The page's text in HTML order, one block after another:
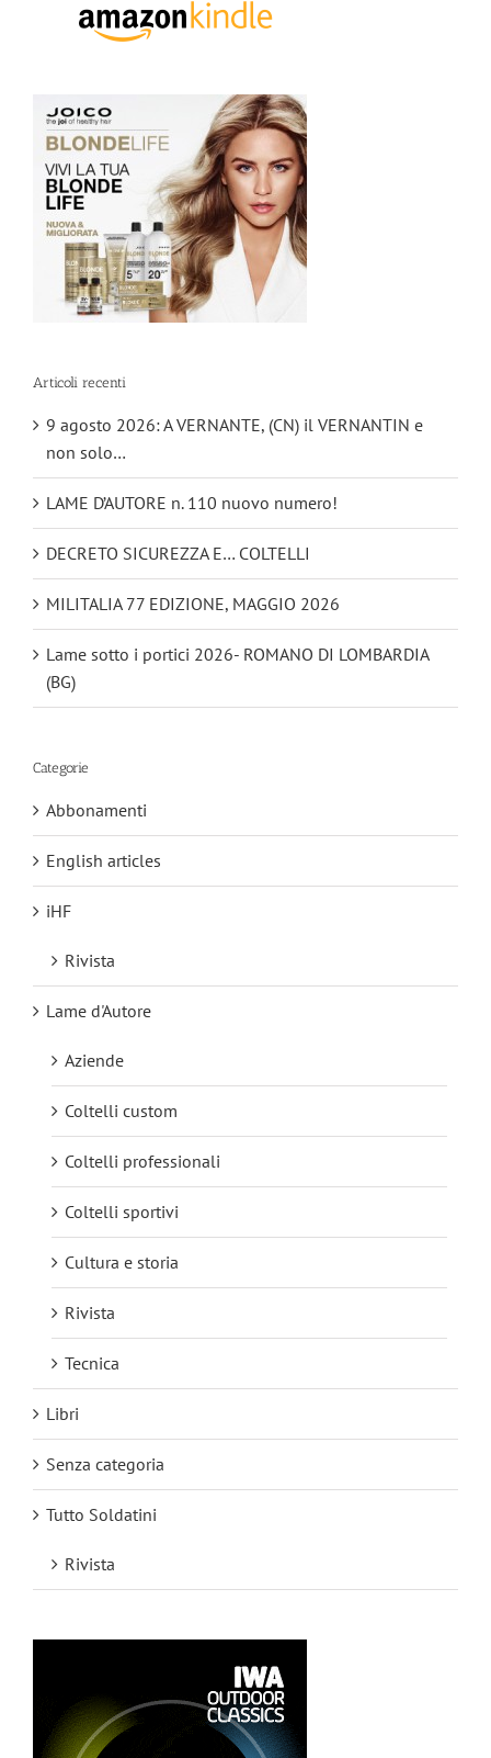
Articoli recenti
9 agosto 2026: A VERNANTE, (CN) il VERNANTIN e
non solo…
LAME D’AUTORE n. 110 nuovo numero!
DECRETO SICUREZZA E… COLTELLI
MILITALIA 77 EDIZIONE, MAGGIO 2026
Lame sotto i portici 2026- ROMANO DI LOMBARDIA
(BG)
Categorie
Abbonamenti
English articles
iHF
Rivista
Lame d'Autore
Aziende
Coltelli custom
Coltelli professionali
Coltelli sportivi
Cultura e storia
Rivista
Tecnica
Libri
Senza categoria
Tutto Soldatini
Rivista